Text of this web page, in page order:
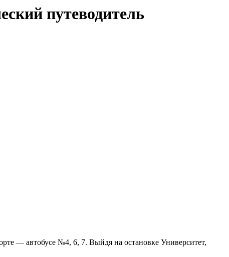
путеводитель
— автобусе №4, 6, 7. Выйдя на остановке Университет,